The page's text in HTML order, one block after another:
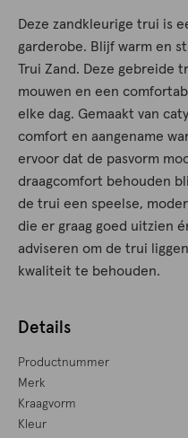
Deze zandkleurige trui is
garderobe. Blijf warm en
Trui Zand. Deze gebreide
mouwen en een
elke dag. Gemaakt van
comfort en aangename
ervoor dat de pasvorm
draagcomfort behouden
de trui een speelse,
die er graag goed uitzien
adviseren om de trui
kwaliteit te behouden.
Details
Productnummer
Merk
Kraagvorm
Kleur